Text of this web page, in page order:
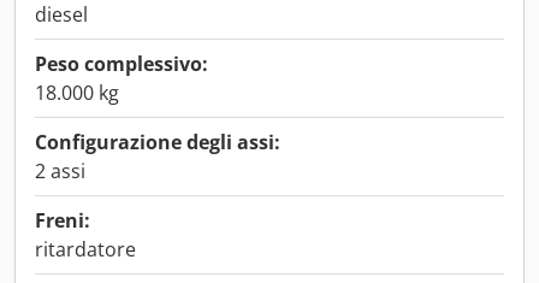
diesel
Peso complessivo:
18.000 kg
Configurazione degli assi:
2 assi
Freni:
ritardatore